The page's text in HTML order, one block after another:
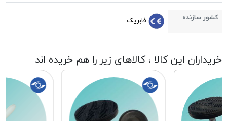
کشور سازنده فابریک
خریداران این کالا ، کالاهای زیر را هم خریده اند